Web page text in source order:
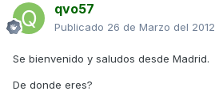
qvo57
Publicado 26 de Marzo del 2012
Se bienvenido y saludos desde Madrid.
De donde eres?